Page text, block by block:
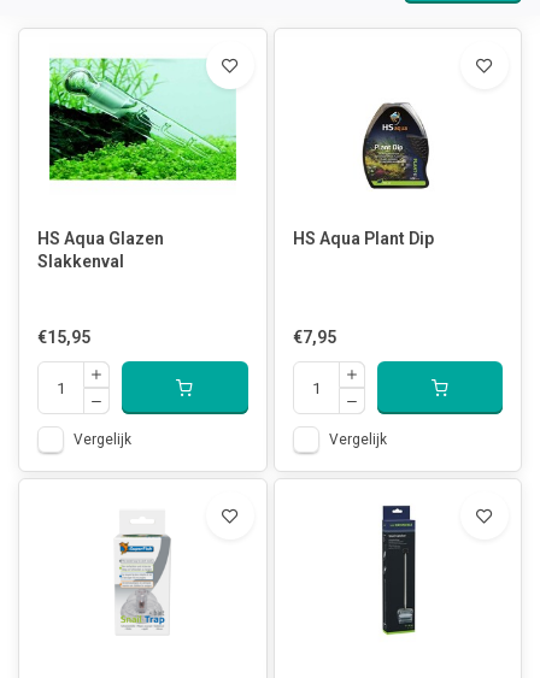
HS Aqua Glazen
Slakkenval
€15,95
Vergelijk
HS Aqua Plant Dip
€7,95
Vergelijk